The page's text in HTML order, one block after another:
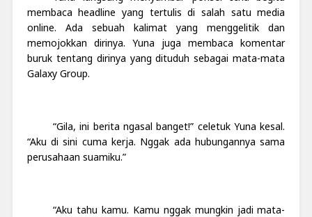
membaca headline yang tertulis di salah satu media
online. Ada sebuah kalimat yang menggelitik dan
memojokkan dirinya. Yuna juga membaca komentar
buruk tentang dirinya yang dituduh sebagai mata-mata
Galaxy Group.
“Gila, ini berita ngasal banget!” celetuk Yuna kesal.
“Aku di sini cuma kerja. Nggak ada hubungannya sama
perusahaan suamiku.”
“Aku tahu kamu. Kamu nggak mungkin jadi mata-